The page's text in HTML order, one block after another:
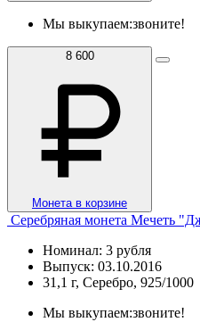
Мы выкупаем:звоните!
8 600
Монета в корзине
Серебряная монета Мечеть
Номинал: 3 рубля
Выпуск: 03.10.2016
31,1 г, Серебро, 925/1000
Мы выкупаем:звоните!